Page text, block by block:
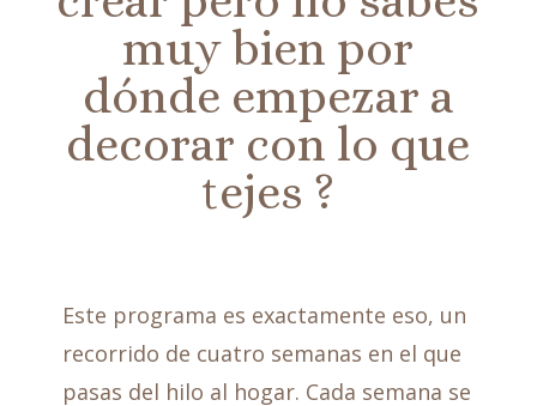
muy bien por
dónde empezar a
decorar con lo que
tejes ?
Este programa es exactamente eso, un
recorrido de cuatro semanas en el que
pasas del hilo al hogar. Cada semana se